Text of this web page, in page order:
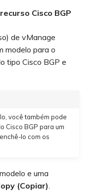
Cisco BGP
de vManage
modelo para o
tipo Cisco BGP e
você também pode
Cisco BGP para um
lo com os
e uma
(Copiar)